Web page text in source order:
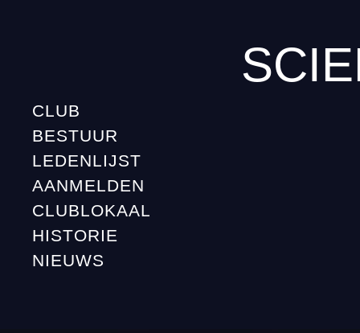
CLUB
BESTUUR
LEDENLIJST
AANMELDEN
CLUBLOKAAL
HISTORIE
NIEUWS